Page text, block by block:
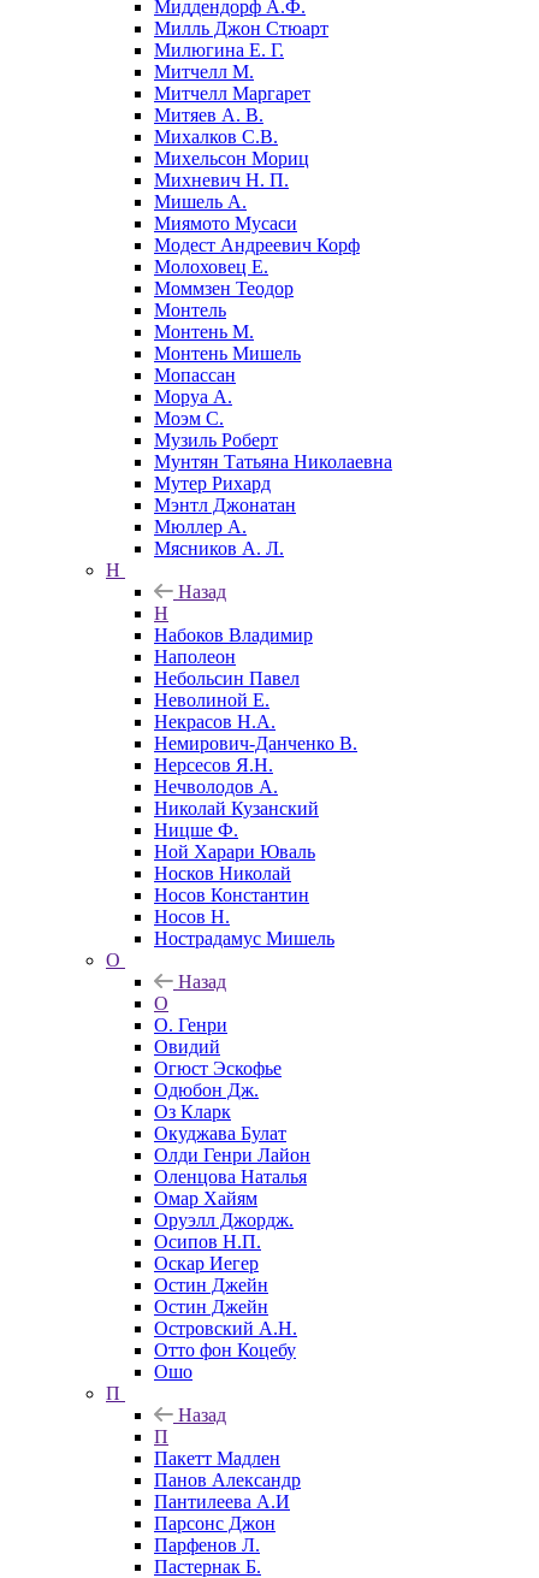
Миддендорф А.Ф.
Милль Джон Стюарт
Милюгина Е. Г.
Митчелл М.
Митчелл Маргарет
Митяев А. В.
Михалков С.В.
Михельсон Мориц
Михневич Н. П.
Мишель А.
Миямото Мусаси
Модест Андреевич Корф
Молоховец Е.
Моммзен Теодор
Монтель
Монтень М.
Монтень Мишель
Мопассан
Моруа А.
Моэм С.
Музиль Роберт
Мунтян Татьяна Николаевна
Мутер Рихард
Мэнтл Джонатан
Мюллер А.
Мясников А. Л.
Н
Назад
Н
Набоков Владимир
Наполеон
Небольсин Павел
Неволиной Е.
Некрасов Н.А.
Немирович-Данченко В.
Нерсесов Я.Н.
Нечволодов А.
Николай Кузанский
Ницше Ф.
Ной Харари Юваль
Носков Николай
Носов Константин
Носов Н.
Нострадамус Мишель
О
Назад
О
О. Генри
Овидий
Огюст Эскофье
Одюбон Дж.
Оз Кларк
Окуджава Булат
Олди Генри Лайон
Оленцова Наталья
Омар Хайям
Оруэлл Джордж.
Осипов Н.П.
Оскар Иегер
Остин Джейн
Остин Джейн
Островский А.Н.
Отто фон Коцебу
Ошо
П
Назад
П
Пакетт Мадлен
Панов Александр
Пантилеева А.И
Парсонс Джон
Парфенов Л.
Пастернак Б.